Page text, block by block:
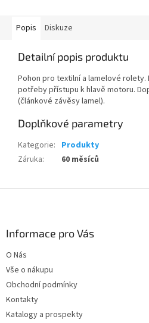
Popis Diskuze
Detailní popis produktu
Pohon pro textilní a lamelové rolety.
potřeby přístupu k hlavě motoru.
(článkové závěsy lamel).
Doplňkové parametry
Kategorie: Produkty
Záruka: 60 měsíců
Informace pro Vás
O Nás
Vše o nákupu
Obchodní podmínky
Kontakty
Katalogy a prospekty